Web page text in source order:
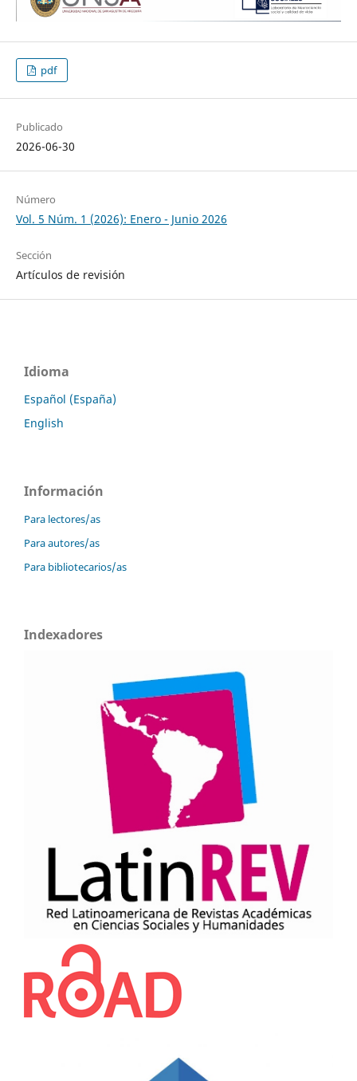
pdf
Publicado
2026-06-30
Número
Vol. 5 Núm. 1 (2026): Enero - Junio 2026
Sección
Artículos de revisión
Idioma
Español (España)
English
Información
Para lectores/as
Para autores/as
Para bibliotecarios/as
Indexadores